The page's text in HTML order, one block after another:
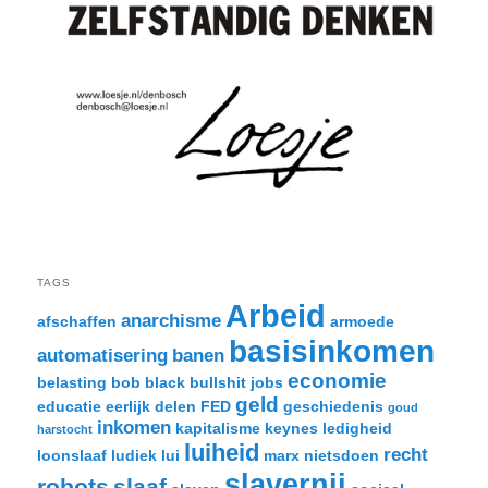
TAGS
afschaffen anarchisme Arbeid armoede
automatisering banen basisinkomen
belasting bob black bullshit jobs economie
educatie eerlijk delen FED geld geschiedenis goud
harstocht inkomen kapitalisme keynes ledigheid
loonslaaf ludiek lui luiheid marx nietsdoen recht